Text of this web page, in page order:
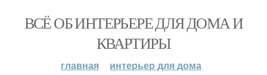
ВСЁ ОБ ИНТЕРЬЕРЕ ДЛЯ ДОМА И
КВАРТИРЫ
главная
интерьер для дома